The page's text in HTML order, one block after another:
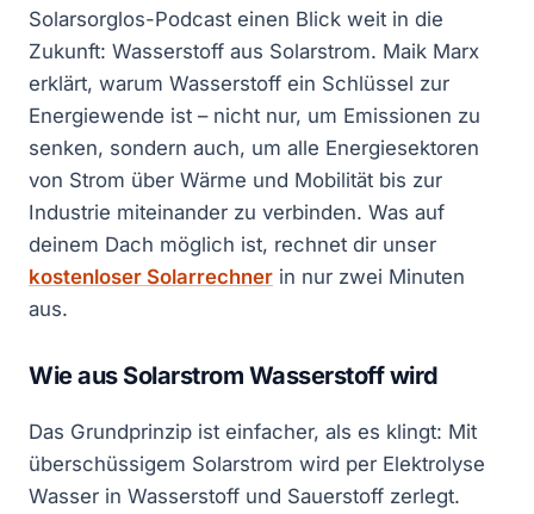
Solarsorglos-Podcast einen Blick weit in die
Zukunft: Wasserstoff aus Solarstrom. Maik Marx
erklärt, warum Wasserstoff ein Schlüssel zur
Energiewende ist – nicht nur, um Emissionen zu
senken, sondern auch, um alle Energiesektoren
von Strom über Wärme und Mobilität bis zur
Industrie miteinander zu verbinden. Was auf
deinem Dach möglich ist, rechnet dir unser
kostenloser Solarrechner in nur zwei Minuten
aus.
Wie aus Solarstrom Wasserstoff wird
Das Grundprinzip ist einfacher, als es klingt: Mit
überschüssigem Solarstrom wird per Elektrolyse
Wasser in Wasserstoff und Sauerstoff zerlegt.